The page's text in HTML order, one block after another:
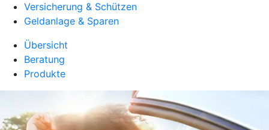
Versicherung & Schützen
Geldanlage & Sparen
Übersicht
Beratung
Produkte